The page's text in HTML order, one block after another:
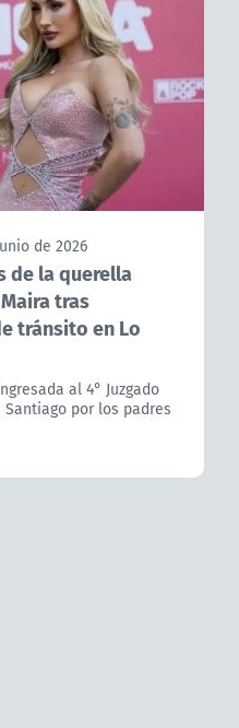
de 2026
de la querella
tras
tránsito en Lo
al 4° Juzgado
por los padres